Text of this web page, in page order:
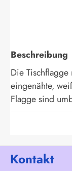
Beschreibung
Die
eingenähte,
Flagge sind
Kontakt